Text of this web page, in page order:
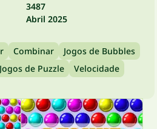
3487
Abril 2025
Combinar
Jogos de Bubbles
Jogos de Puzzle Velocidade